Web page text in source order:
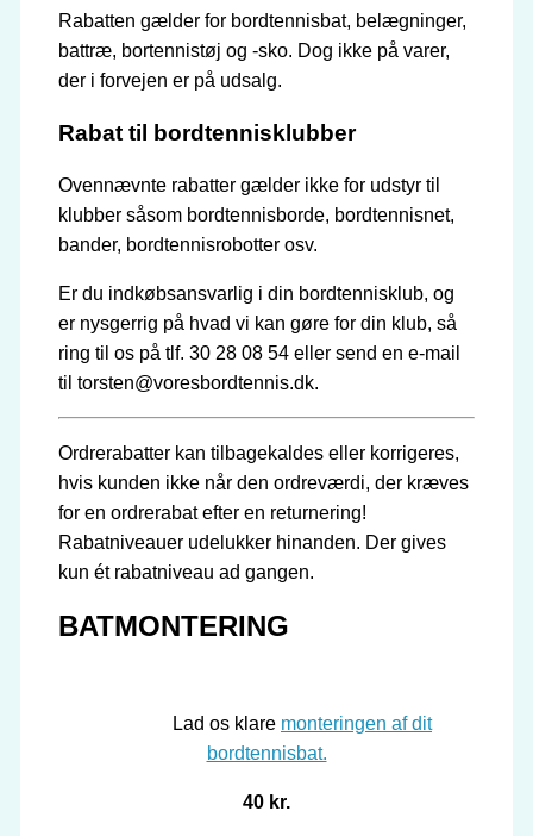
Rabatten gælder for bordtennisbat, belægninger,
battræ, bortennistøj og -sko. Dog ikke på varer,
der i forvejen er på udsalg.
Rabat til bordtennisklubber
Ovennævnte rabatter gælder ikke for udstyr til
klubber såsom bordtennisborde, bordtennisnet,
bander, bordtennisrobotter osv.
Er du indkøbsansvarlig i din bordtennisklub, og
er nysgerrig på hvad vi kan gøre for din klub, så
ring til os på tlf. 30 28 08 54 eller send en e-mail
til torsten@voresbordtennis.dk.
Ordrerabatter kan tilbagekaldes eller korrigeres,
hvis kunden ikke når den ordreværdi, der kræves
for en ordrerabat efter en returnering!
Rabatniveauer udelukker hinanden. Der gives
kun ét rabatniveau ad gangen.
BATMONTERING
Lad os klare monteringen af dit
bordtennisbat.
40 kr.